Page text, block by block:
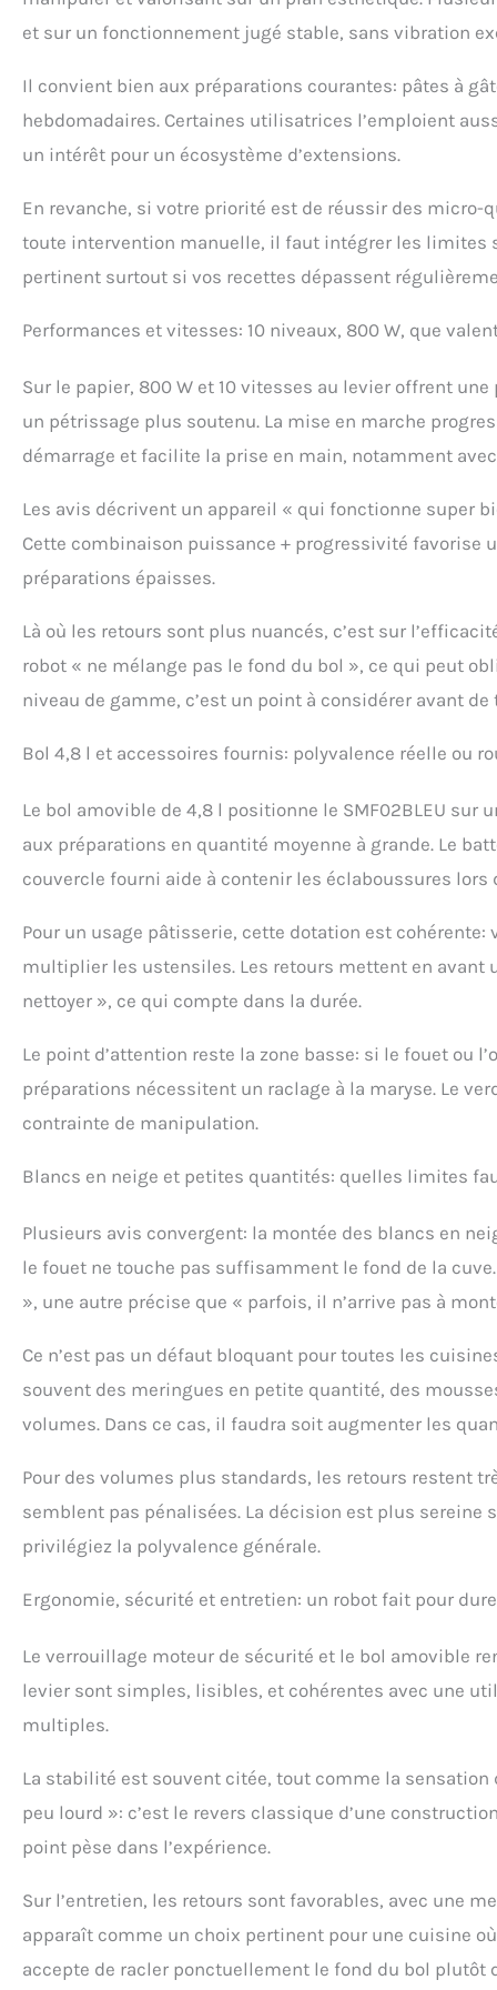
et sur un fonctionnement jugé stable, sans vibration
Il convient bien aux préparations courantes: pâtes à
hebdomadaires. Certaines utilisatrices l’emploient
un intérêt pour un écosystème d’extensions.
En revanche, si votre priorité est de réussir des
toute intervention manuelle, il faut intégrer les limites
pertinent surtout si vos recettes dépassent
Performances et vitesses: 10 niveaux, 800 W, que
Sur le papier, 800 W et 10 vitesses au levier offrent
un pétrissage plus soutenu. La mise en marche
démarrage et facilite la prise en main, notamment
Les avis décrivent un appareil « qui fonctionne super
Cette combinaison puissance + progressivité favorise
préparations épaisses.
Là où les retours sont plus nuancés, c’est sur
robot « ne mélange pas le fond du bol », ce qui peut
niveau de gamme, c’est un point à considérer avant de
Bol 4,8 l et accessoires fournis: polyvalence réelle ou
Le bol amovible de 4,8 l positionne le SMF02BLEU
aux préparations en quantité moyenne à grande. Le
couvercle fourni aide à contenir les éclaboussures lors
Pour un usage pâtisserie, cette dotation est
multiplier les ustensiles. Les retours mettent en avant
nettoyer », ce qui compte dans la durée.
Le point d’attention reste la zone basse: si le fouet ou
préparations nécessitent un raclage à la maryse. Le
contrainte de manipulation.
Blancs en neige et petites quantités: quelles limites
Plusieurs avis convergent: la montée des blancs en
le fouet ne touche pas suffisamment le fond de la
», une autre précise que « parfois, il n’arrive pas à
Ce n’est pas un défaut bloquant pour toutes les
souvent des meringues en petite quantité, des
volumes. Dans ce cas, il faudra soit augmenter les
Pour des volumes plus standards, les retours restent
semblent pas pénalisées. La décision est plus
privilégiez la polyvalence générale.
Ergonomie, sécurité et entretien: un robot fait pour
Le verrouillage moteur de sécurité et le bol amovible
levier sont simples, lisibles, et cohérentes avec une
multiples.
La stabilité est souvent citée, tout comme la
peu lourd »: c’est le revers classique d’une
point pèse dans l’expérience.
Sur l’entretien, les retours sont favorables, avec une
apparaît comme un choix pertinent pour une cuisine
accepte de racler ponctuellement le fond du bol